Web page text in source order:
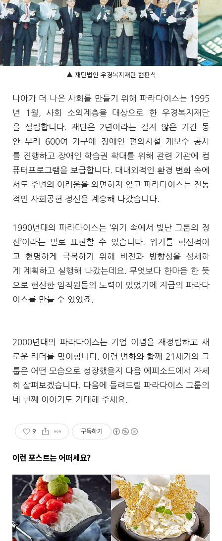
▲ 재단법인 우경복지재단 현판식
나아가 더 나은 사회를 만들기 위해 파라다이스는 1995
년 1월, 사회 소외계층을 대상으로 한 우경복지재단
을 설립합니다. 재단은 2년이라는 길지 않은 기간 동
안 무려 600여 가구에 장애인 편의시설 개보수 공사
를 진행하고 장애인 학습권 확대를 위해 관련 기관에 컴
퓨터프로그램을 보급합니다. 대내외적인 환경 변화 속에
서도 주변의 어려움을 외면하지 않고 파라다이스는 전통
적인 사회공헌 정신을 계승해 나갔습니다.
1990년대의 파라다이스는 ‘위기 속에서 빛난 그룹의 정
신’이라는 말로 표현할 수 있습니다. 위기를 혁신적이
고 현명하게 극복하기 위해 비전과 방향성을 섬세하
게 계획하고 실행해 나갔는데요. 무엇보다 한마음 한 뜻
으로 헌신한 임직원들의 노력이 있었기에 지금의 파라다
이스를 만들 수 있었죠.
2000년대의 파라다이스는 기업 이념을 재정립하고 새
로운 리더를 맞이합니다. 이런 변화와 함께 21세기의 그
룹은 어떤 모습으로 성장했을지 다음 에피소드에서 자세
히 살펴보겠습니다. 다음에 들려드릴 파라다이스 그룹의
네 번째 이야기도 기대해 주세요.
9 구독하기
이런 포스트는 어떠세요?